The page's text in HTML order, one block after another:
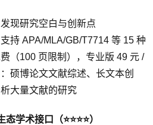
现研究空白与创新点
持 APA/MLA/GB/T7714 等 15 种
（100 页限制），专业版 49 元 /
：硕博论文文献综述、长文本创
大量文献的研究
学术接口（⭐⭐⭐⭐）